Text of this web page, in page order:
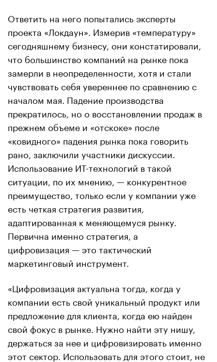
Ответить на него попытались эксперты
проекта «Локдаун». Измерив «температуру»
сегодняшнему бизнесу, они констатировали,
что большинство компаний на рынке пока
замерли в неопределенности, хотя и стали
чувствовать себя увереннее по сравнению с
началом мая. Падение производства
прекратилось, но о восстановлении продаж в
прежнем объеме и «отскоке» после
«ковидного» падения рынка пока говорить
рано, заключили участники дискуссии.
Использование ИТ-технологий в такой
ситуации, по их мнению, — конкурентное
преимущество, только если у компании уже
есть четкая стратегия развития,
адаптированная к меняющемуся рынку.
Первична именно стратегия, а
цифровизация — это тактический
маркетинговый инструмент.
«Цифровизация актуальна тогда, когда у
компании есть свой уникальный продукт или
предложение для клиента, когда ею найден
свой фокус в рынке. Нужно найти эту нишу,
держаться за нее и цифровизировать именно
этот сектор. Использовать для этого стоит, не